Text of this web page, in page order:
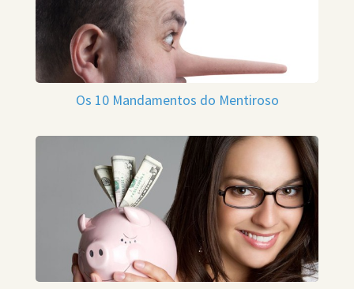
Os 10 Mandamentos do Mentiroso